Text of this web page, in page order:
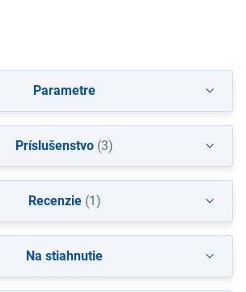
Parametre
Príslušenstvo (3)
Recenzie(1)
Na stiahnutie